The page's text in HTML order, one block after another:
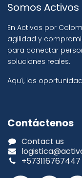
Somos
En Activos por
agilidad y
para conectar
soluciones reales.
Aquí, las
Contáctenos
Contact us
+573116767447